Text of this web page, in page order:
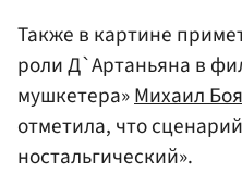
Также в картине
роли Д`Артаньяна в
мушкетера»Михаил
отметила, что
ностальгический».